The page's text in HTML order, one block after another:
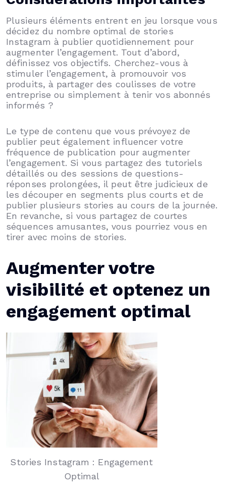
Plusieurs éléments entrent en jeu lorsque vous
décidez du nombre optimal de stories
Instagram à publier quotidiennement pour
augmenter l’engagement. Tout d’abord,
définissez vos objectifs. Cherchez-vous à
stimuler l’engagement, à promouvoir vos
produits, à partager des coulisses de votre
entreprise ou simplement à tenir vos abonnés
informés ?
Le type de contenu que vous prévoyez de
publier peut également influencer votre
fréquence de publication pour augmenter
l’engagement. Si vous partagez des tutoriels
détaillés ou des sessions de questions-
réponses prolongées, il peut être judicieux de
les découper en segments plus courts et de
publier plusieurs stories au cours de la journée.
En revanche, si vous partagez de courtes
séquences amusantes, vous pourriez vous en
tirer avec moins de stories.
Augmenter votre
visibilité et optenez un
engagement optimal
Stories Instagram : Engagement
Optimal